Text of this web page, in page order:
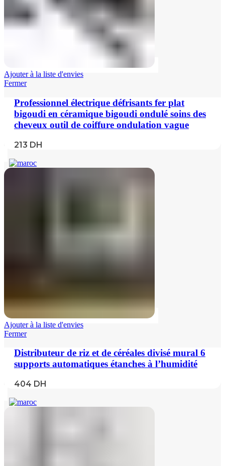
Ajouter à la liste d'envies
Fermer
Professionnel électrique défrisants fer plat
bigoudi en céramique bigoudi ondulé soins des
cheveux outil de coiffure ondulation vague
213 DH
Ajouter à la liste d'envies
Fermer
Distributeur de riz et de céréales divisé mural 6
supports automatiques étanches à l’humidité
404 DH